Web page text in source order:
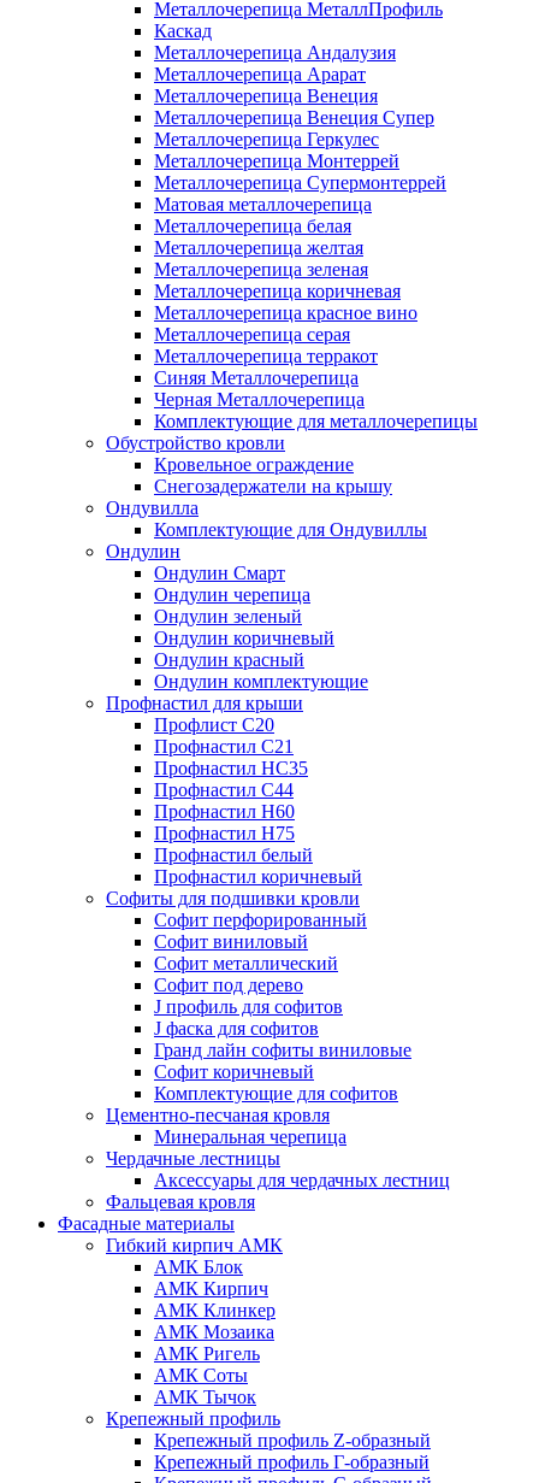
Металлочерепица МеталлПрофиль
Каскад
Металлочерепица Андалузия
Металлочерепица Арарат
Металлочерепица Венеция
Металлочерепица Венеция Супер
Металлочерепица Геркулес
Металлочерепица Монтеррей
Металлочерепица Супермонтеррей
Матовая металлочерепица
Металлочерепица белая
Металлочерепица желтая
Металлочерепица зеленая
Металлочерепица коричневая
Металлочерепица красное вино
Металлочерепица серая
Металлочерепица терракот
Синяя Металлочерепица
Черная Металлочерепица
Комплектующие для металлочерепицы
Обустройство кровли
Кровельное ограждение
Снегозадержатели на крышу
Ондувилла
Комплектующие для Ондувиллы
Ондулин
Ондулин Смарт
Ондулин черепица
Ондулин зеленый
Ондулин коричневый
Ондулин красный
Ондулин комплектующие
Профнастил для крыши
Профлист С20
Профнастил С21
Профнастил НС35
Профнастил С44
Профнастил Н60
Профнастил Н75
Профнастил белый
Профнастил коричневый
Софиты для подшивки кровли
Cофит перфорированный
Софит виниловый
Софит металлический
Софит под дерево
J профиль для софитов
J фаска для софитов
Гранд лайн софиты виниловые
Софит коричневый
Комплектующие для софитов
Цементно-песчаная кровля
Минеральная черепица
Чердачные лестницы
Аксессуары для чердачных лестниц
Фальцевая кровля
Фасадные материалы
Гибкий кирпич АМК
АМК Блок
АМК Кирпич
АМК Клинкер
АМК Мозаика
АМК Ригель
АМК Соты
АМК Тычок
Крепежный профиль
Крепежный профиль Z-образный
Крепежный профиль Г-образный